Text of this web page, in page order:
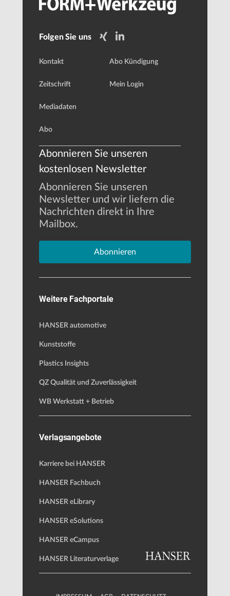
Folgen Sie uns
Kontakt
Zeitschrift
Mediadaten
Abo
Abo Kündigung
Mein Login
Abonnieren Sie unseren
kostenlosen Newsletter
Abonnieren Sie unseren
Newsletter und wir liefern die
Nachrichten direkt in Ihre
Mailbox.
Abonnieren
Weitere Fachportale
HANSER automotive
Kunststoffe
Plastics Insights
QZ Qualität und Zuverlässigkeit
WB Werkstatt + Betrieb
Verlagsangebote
Karriere bei HANSER
HANSER Fachbuch
HANSER eLibrary
HANSER eSolutions
HANSER eCampus
HANSER Literaturverlage